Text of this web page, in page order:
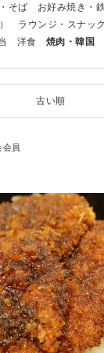
そば
お好み焼き・
ラウンジ・スナック
洋食 焼肉・韓国
古い順
会員